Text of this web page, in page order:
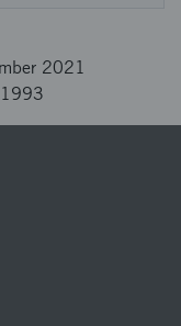
2021